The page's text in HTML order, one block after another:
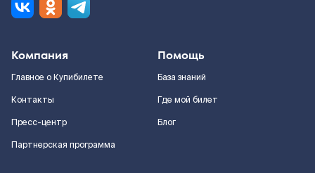
Компания
Главное о Купибилете
Контакты
Пресс-центр
Партнерская программа
Помощь
База знаний
Где мой билет
Блог